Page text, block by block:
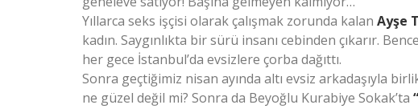
Yıllarca seks işçisi olarak çalışmak zorunda kalan Ayşe
kadın. Saygınlıkta bir sürü insanı cebinden çıkarır.
her gece İstanbul’da evsizlere çorba dağıttı.
Sonra geçtiğimiz nisan ayında altı evsiz arkadaşıyla
ne güzel değil mi? Sonra da Beyoğlu Kurabiye Sokak’ta